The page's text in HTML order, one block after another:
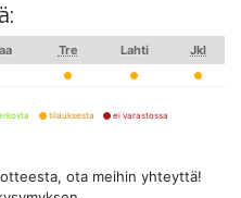
Tre Lahti Jkl
tilauksesta ei varastossa
ota meihin yhteyttä!